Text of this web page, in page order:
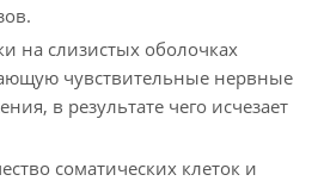
на слизистых оболочках
чувствительные нервные
в результате чего исчезает
соматических клеток и